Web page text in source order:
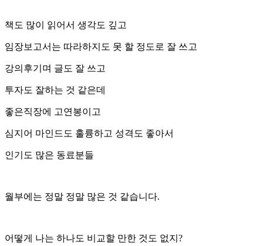
책도 많이 읽어서 생각도 깊고
임장보고서는 따라하지도 못 할 정도로 잘 쓰고
강의후기며 글도 잘 쓰고
투자도 잘하는 것 같은데
좋은직장에 고연봉이고
심지어 마인드도 훌륭하고 성격도 좋아서
인기도 많은 동료분들
월부에는 정말 정말 많은 것 같습니다.
어떻게 나는 하나도 비교할 만한 것도 없지?